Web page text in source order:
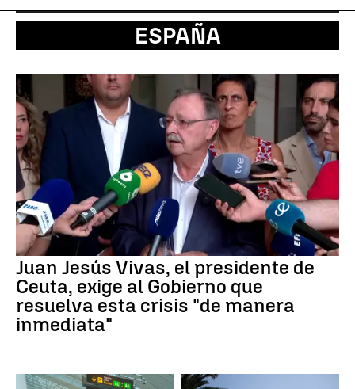
ESPAÑA
Juan Jesús Vivas, el presidente de
Ceuta, exige al Gobierno que
resuelva esta crisis "de manera
inmediata"